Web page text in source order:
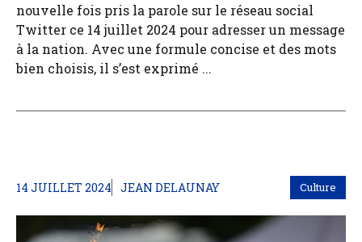
nouvelle fois pris la parole sur le réseau social
Twitter ce 14 juillet 2024 pour adresser un message
à la nation. Avec une formule concise et des mots
bien choisis, il s’est exprimé ...
14 JUILLET 2024 JEAN DELAUNAY Culture